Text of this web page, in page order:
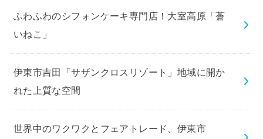
ふわふわのシフォンケーキ専門店！大室高原「蒼
いねこ」
伊東市吉田「サザンクロスリゾート」地域に開か
れた上質な空間
世界中のワクワクとフェアトレード、伊東市